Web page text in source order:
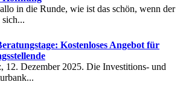
in die Runde, wie ist das schön, wenn der
Kostenloses Angebot für
12. Dezember 2025. Die Investitions- und